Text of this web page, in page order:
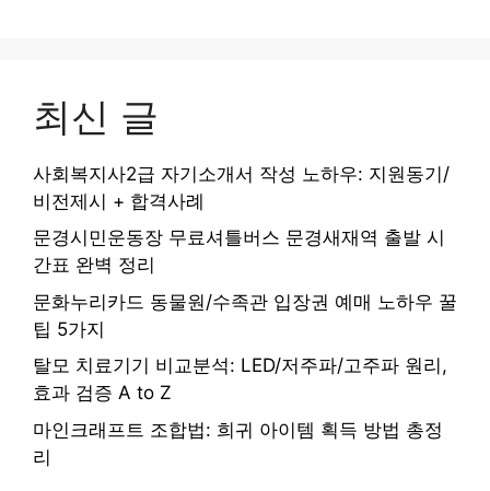
최신 글
사회복지사2급 자기소개서 작성 노하우: 지원동기/
비전제시 + 합격사례
문경시민운동장 무료셔틀버스 문경새재역 출발 시
간표 완벽 정리
문화누리카드 동물원/수족관 입장권 예매 노하우 꿀
팁 5가지
탈모 치료기기 비교분석: LED/저주파/고주파 원리,
효과 검증 A to Z
마인크래프트 조합법: 희귀 아이템 획득 방법 총정
리